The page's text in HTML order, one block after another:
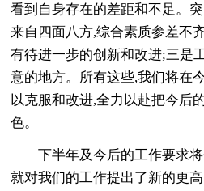
看到自身存在的差距和不足。
来自四面八方,综合素质参差不
有待进一步的创新和改进;三是
意的地方。所有这些,我们将在
以克服和改进,全力以赴把今后
色。
下半年及今后的工作要求
就对我们的工作提出了新的更